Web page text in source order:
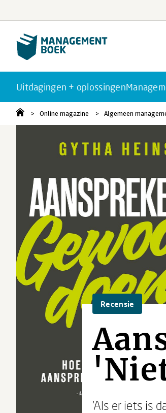
Uitdagingen + oplossingen
Online magazine Algemeen
Recensie
‘Als er iets is